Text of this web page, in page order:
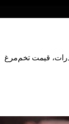
قیمت تخم‌مرغ